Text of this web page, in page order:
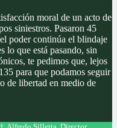
moral de un acto de
siniestros. Pasaron 45
poder continúa el blindaje
lo que está pasando, sin
te pedimos que, lejos
para que podamos seguir
de libertad en medio de